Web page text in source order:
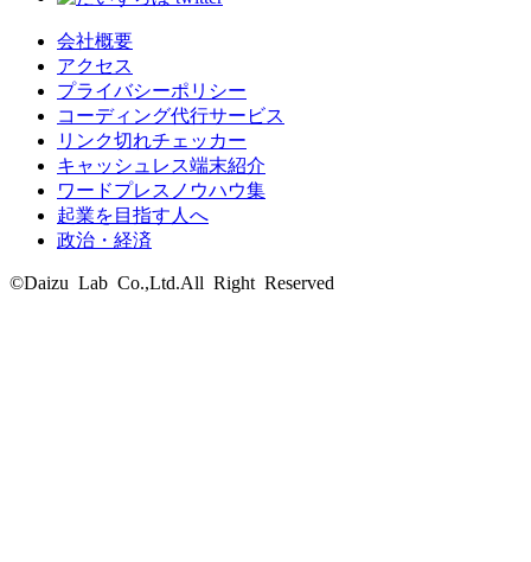
会社概要
アクセス
プライバシーポリシー
コーディング代行サービス
リンク切れチェッカー
キャッシュレス端末紹介
ワードプレスノウハウ集
起業を目指す人へ
政治・経済
©Daizu Lab Co.,Ltd.All Right Reserved